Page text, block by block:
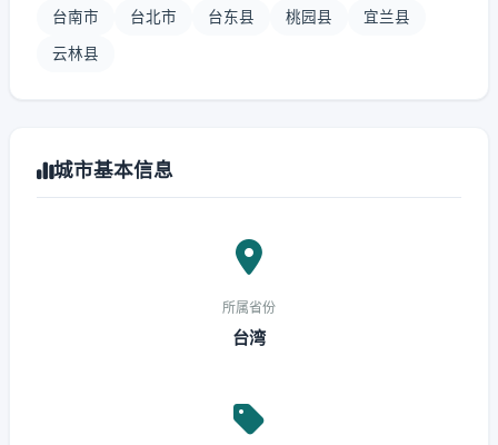
台南市 台北市 台东县 桃园县 宜兰县
云林县
城市基本信息
所属省份
台湾